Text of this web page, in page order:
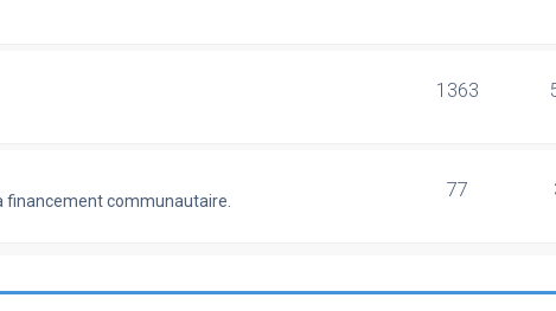
1363
financement communautaire. 77